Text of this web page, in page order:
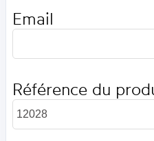
Email
Référence du